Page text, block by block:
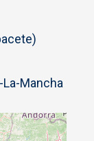
Mancha